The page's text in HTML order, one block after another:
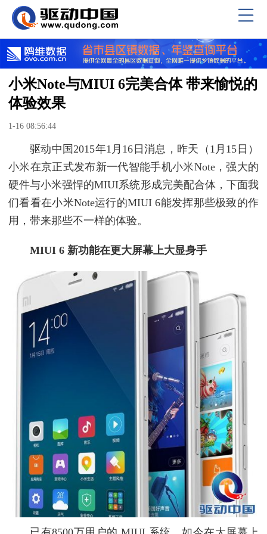
小米Note与MIUI 6完美合体 带来愉悦的
体验效果
1-16 08:56:44
驱动中国2015年1月16日消息，昨天（1月15日）
小米在京正式发布新一代智能手机小米Note，强大的
硬件与小米强悍的MIUI系统形成完美配合体，下面我
们看看在小米Note运行的MIUI 6能发挥那些极致的作
用，带来那些不一样的体验。
MIUI 6 新功能在更大屏幕上大显身手